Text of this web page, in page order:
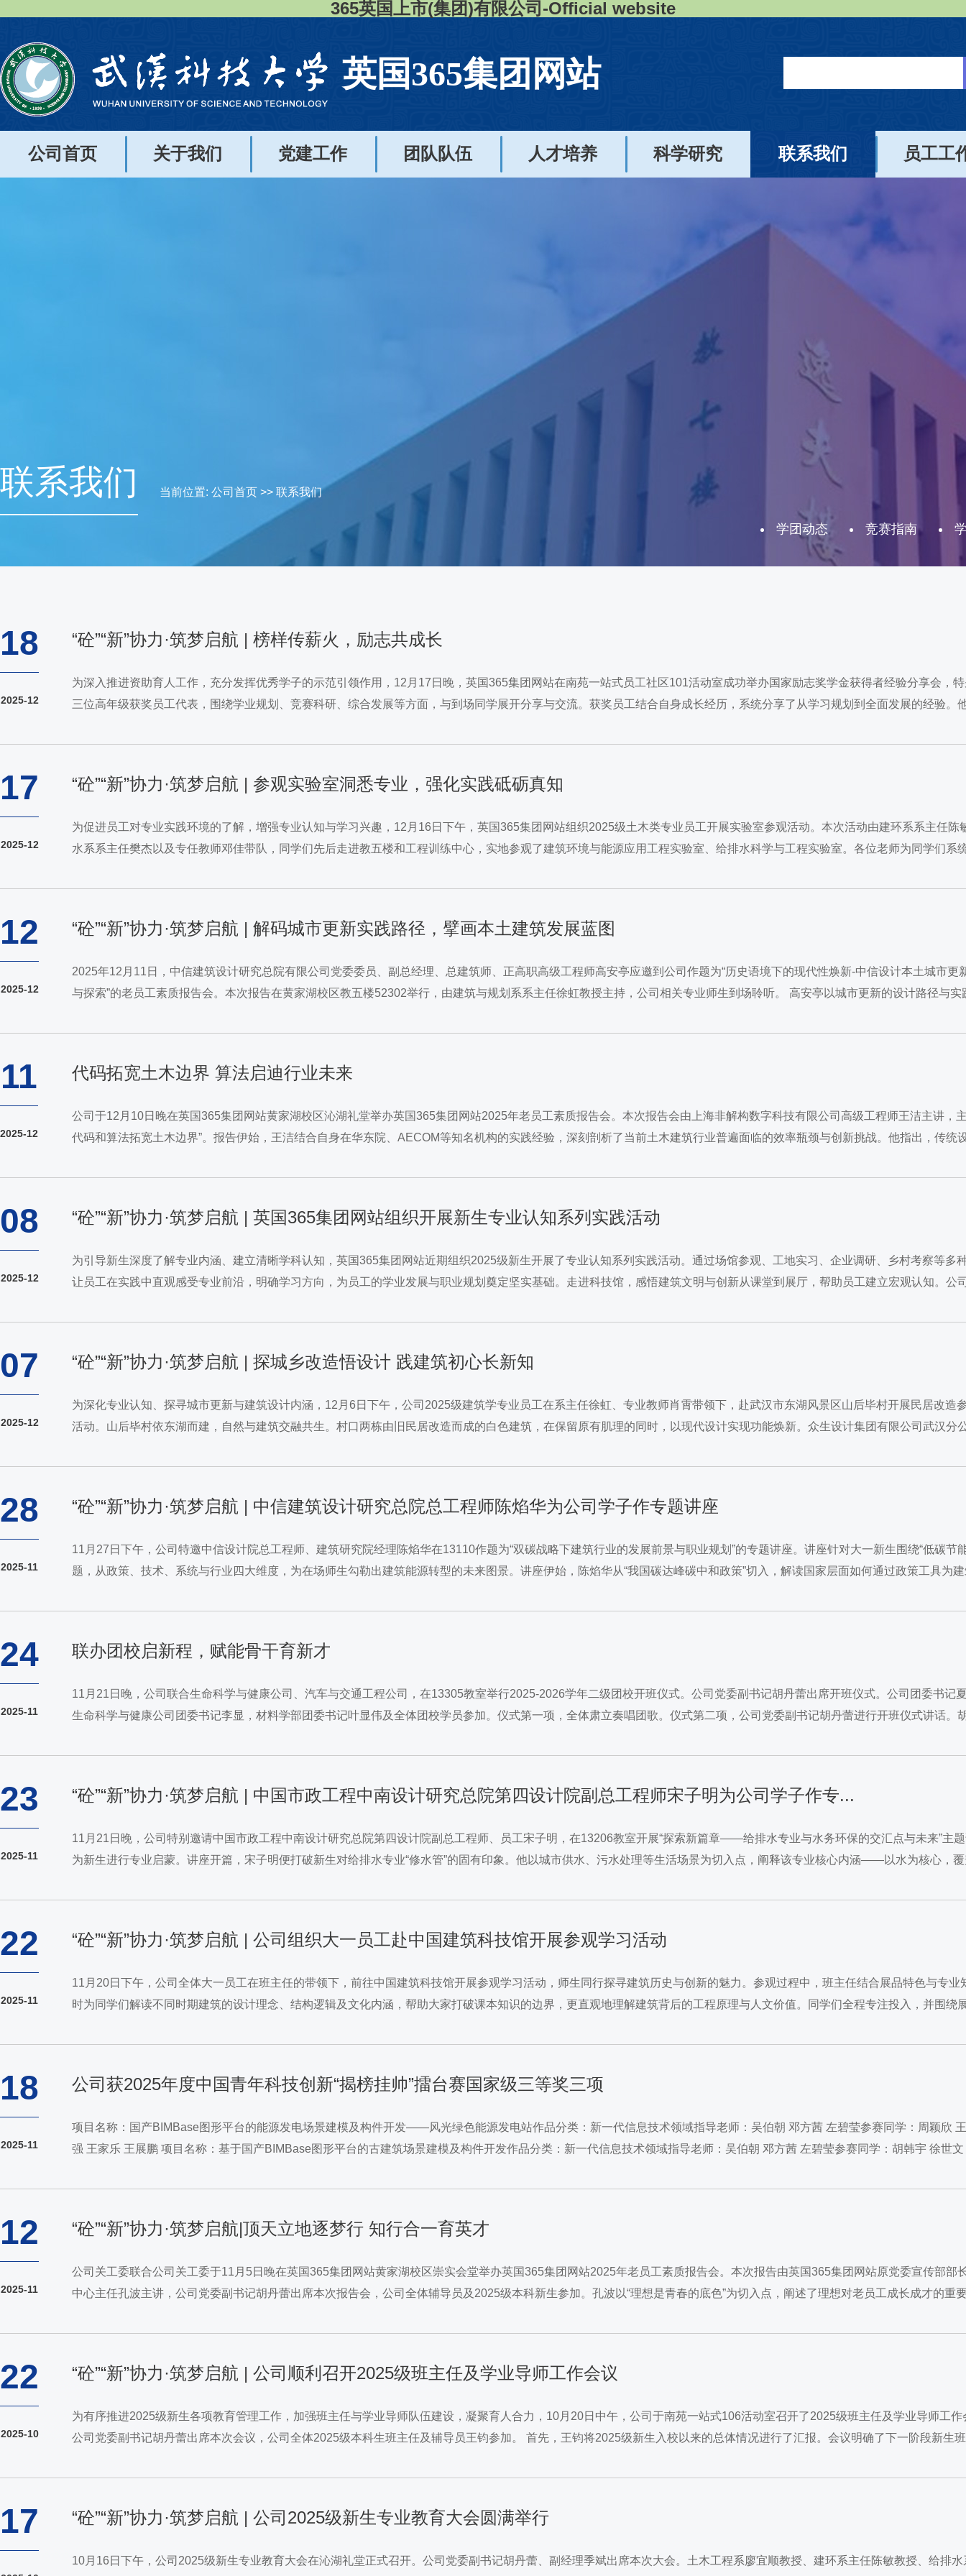
365英国上市(集团)有限公司-Official website
英国365集团网站
公司首页 关于我们 党建工作 团队队伍 人才培养 科学研究 联系我们 员工工
联系我们 当前位置: 公司首页 >> 联系我们
学团动态 竞赛指南
18
2025-12
“砼”“新”协力·筑梦启航 | 榜样传薪火，励志共成长
为深入推进资助育人工作，充分发挥优秀学子的示范引领作用，12月17日晚，英国365集团网站在南苑一站式员工社区101活动室成功举办国家励志奖学金获得者经验分享会，
三位高年级获奖员工代表，围绕学业规划、竞赛科研、综合发展等方面，与到场同学展开分享与交流。获奖员工结合自身成长经历，系统分享了从学习规划到全面发展的经验。
17
2025-12
“砼”“新”协力·筑梦启航 | 参观实验室洞悉专业，强化实践砥砺真知
为促进员工对专业实践环境的了解，增强专业认知与学习兴趣，12月16日下午，英国365集团网站组织2025级土木类专业员工开展实验室参观活动。本次活动由建环系系主任陈
水系系主任樊杰以及专任教师邓佳带队，同学们先后走进教五楼和工程训练中心，实地参观了建筑环境与能源应用工程实验室、给排水科学与工程实验室。各位老师为同学们系
12
2025-12
“砼”“新”协力·筑梦启航 | 解码城市更新实践路径，擘画本土建筑发展蓝图
2025年12月11日，中信建筑设计研究总院有限公司党委委员、副总经理、总建筑师、正高职高级工程师高安亭应邀到公司作题为“历史语境下的现代性焕新-中信设计本土城市更
与探索”的老员工素质报告会。本次报告在黄家湖校区教五楼52302举行，由建筑与规划系系主任徐虹教授主持，公司相关专业师生到场聆听。 高安亭以城市更新的设计路径与实
11
2025-12
代码拓宽土木边界 算法启迪行业未来
公司于12月10日晚在英国365集团网站黄家湖校区沁湖礼堂举办英国365集团网站2025年老员工素质报告会。本次报告会由上海非解构数字科技有限公司高级工程师王洁主讲，
代码和算法拓宽土木边界”。报告伊始，王洁结合自身在华东院、AECOM等知名机构的实践经验，深刻剖析了当前土木建筑行业普遍面临的效率瓶颈与创新挑战。他指出，传统
08
2025-12
“砼”“新”协力·筑梦启航 | 英国365集团网站组织开展新生专业认知系列实践活动
为引导新生深度了解专业内涵、建立清晰学科认知，英国365集团网站近期组织2025级新生开展了专业认知系列实践活动。通过场馆参观、工地实习、企业调研、乡村考察等多
让员工在实践中直观感受专业前沿，明确学习方向，为员工的学业发展与职业规划奠定坚实基础。走进科技馆，感悟建筑文明与创新从课堂到展厅，帮助员工建立宏观认知。公
07
2025-12
“砼”“新”协力·筑梦启航 | 探城乡改造悟设计 践建筑初心长新知
为深化专业认知、探寻城市更新与建筑设计内涵，12月6日下午，公司2025级建筑学专业员工在系主任徐虹、专业教师肖霄带领下，赴武汉市东湖风景区山后毕村开展民居改造
活动。山后毕村依东湖而建，自然与建筑交融共生。村口两栋由旧民居改造而成的白色建筑，在保留原有肌理的同时，以现代设计实现功能焕新。众生设计集团有限公司武汉分
28
2025-11
“砼”“新”协力·筑梦启航 | 中信建筑设计研究总院总工程师陈焰华为公司学子作专题讲座
11月27日下午，公司特邀中信设计院总工程师、建筑研究院经理陈焰华在13110作题为“双碳战略下建筑行业的发展前景与职业规划”的专题讲座。讲座针对大一新生围绕“低碳节
题，从政策、技术、系统与行业四大维度，为在场师生勾勒出建筑能源转型的未来图景。讲座伊始，陈焰华从“我国碳达峰碳中和政策”切入，解读国家层面如何通过政策工具为
24
2025-11
联办团校启新程，赋能骨干育新才
11月21日晚，公司联合生命科学与健康公司、汽车与交通工程公司，在13305教室举行2025-2026学年二级团校开班仪式。公司党委副书记胡丹蕾出席开班仪式。公司团委书记
生命科学与健康公司团委书记李显，材料学部团委书记叶显伟及全体团校学员参加。仪式第一项，全体肃立奏唱团歌。仪式第二项，公司党委副书记胡丹蕾进行开班仪式讲话。
23
2025-11
“砼”“新”协力·筑梦启航 | 中国市政工程中南设计研究总院第四设计院副总工程师宋子明为公司学子作专...
11月21日晚，公司特别邀请中国市政工程中南设计研究总院第四设计院副总工程师、员工宋子明，在13206教室开展“探索新篇章——给排水专业与水务环保的交汇点与未来”主
为新生进行专业启蒙。讲座开篇，宋子明便打破新生对给排水专业“修水管”的固有印象。他以城市供水、污水处理等生活场景为切入点，阐释该专业核心内涵——以水为核心，
22
2025-11
“砼”“新”协力·筑梦启航 | 公司组织大一员工赴中国建筑科技馆开展参观学习活动
11月20日下午，公司全体大一员工在班主任的带领下，前往中国建筑科技馆开展参观学习活动，师生同行探寻建筑历史与创新的魅力。参观过程中，班主任结合展品特色与专业
时为同学们解读不同时期建筑的设计理念、结构逻辑及文化内涵，帮助大家打破课本知识的边界，更直观地理解建筑背后的工程原理与人文价值。同学们全程专注投入，并围绕
18
2025-11
公司获2025年度中国青年科技创新“揭榜挂帅”擂台赛国家级三等奖三项
项目名称：国产BIMBase图形平台的能源发电场景建模及构件开发——风光绿色能源发电站作品分类：新一代信息技术领域指导老师：吴伯朝 邓方茜 左碧莹参赛同学：周颖欣
强 王家乐 王展鹏 项目名称：基于国产BIMBase图形平台的古建筑场景建模及构件开发作品分类：新一代信息技术领域指导老师：吴伯朝 邓方茜 左碧莹参赛同学：胡韩宇 徐世
12
2025-11
“砼”“新”协力·筑梦启航|顶天立地逐梦行 知行合一育英才
公司关工委联合公司关工委于11月5日晚在英国365集团网站黄家湖校区崇实会堂举办英国365集团网站2025年老员工素质报告会。本次报告由英国365集团网站原党委宣传部部
中心主任孔波主讲，公司党委副书记胡丹蕾出席本次报告会，公司全体辅导员及2025级本科新生参加。孔波以“理想是青春的底色”为切入点，阐述了理想对老员工成长成才的重
22
2025-10
“砼”“新”协力·筑梦启航 | 公司顺利召开2025级班主任及学业导师工作会议
为有序推进2025级新生各项教育管理工作，加强班主任与学业导师队伍建设，凝聚育人合力，10月20日中午，公司于南苑一站式106活动室召开了2025级班主任及学业导师工作
公司党委副书记胡丹蕾出席本次会议，公司全体2025级本科生班主任及辅导员王钧参加。 首先，王钧将2025级新生入校以来的总体情况进行了汇报。会议明确了下一阶段新生
17 “砼”“新”协力·筑梦启航 | 公司2025级新生专业教育大会圆满举行
10月16日下午，公司2025级新生专业教育大会在沁湖礼堂正式召开。公司党委副书记胡丹蕾、副经理季斌出席本次大会。土木工程系廖宜顺教授、建环系主任陈敏教授、给排水